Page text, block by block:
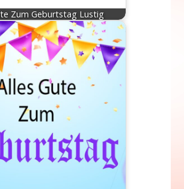
Zum Geburtstag Lustig